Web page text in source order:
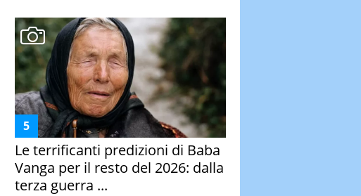
Le terrificanti predizioni di Baba
Vanga per il resto del 2026: dalla
terza guerra ...